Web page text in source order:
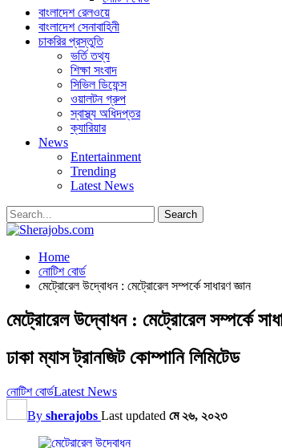
বাংলাদেশ রেলওয়ে
বাংলাদেশ সেনাবাহিনী
চাকরির প্রস্তুতি
ভর্তি তথ্য
শিক্ষা সংবাদ
সিভিল ডিফেন্স
ওয়ালটন গ্রুপ
স্বাস্থ্য অধিদপ্তর
ক্যারিয়ার
News
Entertainment
Trending
Latest News
Home
নোটিশ বোর্ড
মেট্রোরেল উদ্বোধন : মেট্রোরেল সম্পর্কে সাধারণ জ্ঞান
মেট্রোরেল উদ্বোধন : মেট্রোরেল সম্পর্কে
ঢাকা ম্যাস ট্রানজিট কোম্পানি লিমিটেড
নোটিশ বোর্ডLatest News
By sherajobs Last updated মে ২৬, ২০২৩